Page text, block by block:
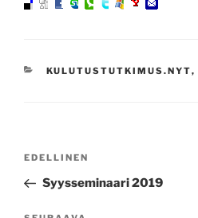
KATEGORIAT
KULUTUSTUTKIMUS.NYT,
Edellinen
artikkeli
EDELLINEN
Syysseminaari 2019